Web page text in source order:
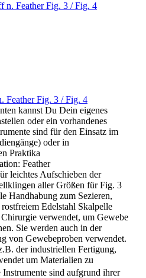
Feather Fig. 3 / Fig. 4
kannst Du Dein eigenes
oder ein vorhandenes
sind für den Einsatz im
oder in
Praktika
Feather
leichtes Aufschieben der
aller Größen für Fig. 3
Handhabung zum Sezieren,
Edelstahl Skalpelle
verwendet, um Gewebe
Sie werden auch in der
von Gewebeproben verwendet.
der industriellen Fertigung,
um Materialien zu
sind aufgrund ihrer